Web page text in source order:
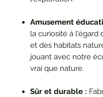
Amusement
la curiosité à l'égard
et des habitats
jouant avec notre
vrai que nature.
Sûr et durable :